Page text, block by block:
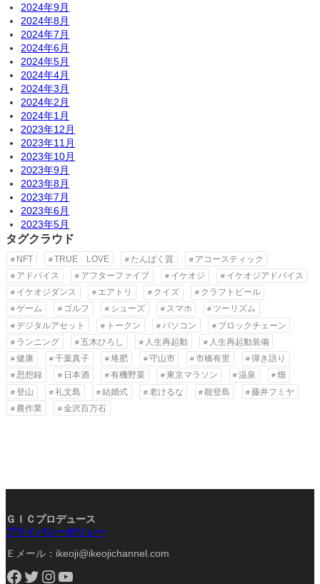
2024年9月
2024年8月
2024年7月
2024年6月
2024年5月
2024年4月
2024年3月
2024年2月
2024年1月
2023年12月
2023年11月
2023年10月
2023年9月
2023年8月
2023年7月
2023年6月
2023年5月
タグクラウド
NFT TRUE LOVE たんぱく質
アコースティック
アドバイス
アフターファイブ イケオジ
イケオジアドバイス
イケオジダンス
エアトリ クイズ
クラフトビール
ゲーム
ゴルフ シューズ スマホ
ツーリズム
デジタルアセット
トークン パソコン
ブロックチェーン
ランニング
五木ひろし 人生再起動
人生再起動装備
健康
千葉真子 堆肥 守山市 市橋有里
弾き語り
思想録
日本酒 有機野菜 東京マラソン 温泉
畑
登山
礼文島 結婚式 老けるな 能登島
藤井フミヤ
農作業
金沢百万石
ＧＩＣプロデュース
プライバシーポリシー
Ｅメール：ikeoji@ikeojichannel.com
Facebook Twitter Instagram YouTube